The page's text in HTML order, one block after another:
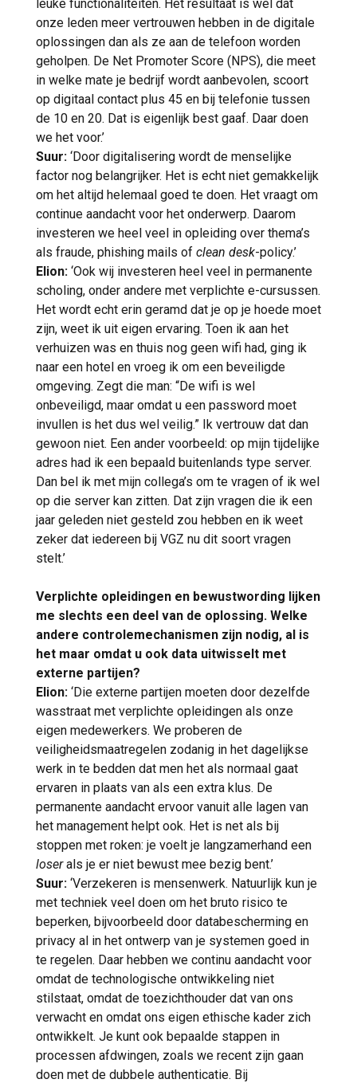
leuke functionaliteiten. Het resultaat is wel dat
onze leden meer vertrouwen hebben in de digitale
oplossingen dan als ze aan de telefoon worden
geholpen. De Net Promoter Score (NPS), die meet
in welke mate je bedrijf wordt aanbevolen, scoort
op digitaal contact plus 45 en bij telefonie tussen
de 10 en 20. Dat is eigenlijk best gaaf. Daar doen
we het voor.’
Suur: ‘Door digitalisering wordt de menselijke
factor nog belangrijker. Het is echt niet gemakkelijk
om het altijd helemaal goed te doen. Het vraagt om
continue aandacht voor het onderwerp. Daarom
investeren we heel veel in opleiding over thema’s
als fraude, phishing mails of clean desk-policy.’
Elion: ‘Ook wij investeren heel veel in permanente
scholing, onder andere met verplichte e-cursussen.
Het wordt echt erin geramd dat je op je hoede moet
zijn, weet ik uit eigen ervaring. Toen ik aan het
verhuizen was en thuis nog geen wifi had, ging ik
naar een hotel en vroeg ik om een beveiligde
omgeving. Zegt die man: “De wifi is wel
onbeveiligd, maar omdat u een password moet
invullen is het dus wel veilig.” Ik vertrouw dat dan
gewoon niet. Een ander voorbeeld: op mijn tijdelijke
adres had ik een bepaald buitenlands type server.
Dan bel ik met mijn collega’s om te vragen of ik wel
op die server kan zitten. Dat zijn vragen die ik een
jaar geleden niet gesteld zou hebben en ik weet
zeker dat iedereen bij VGZ nu dit soort vragen
stelt.’
Verplichte opleidingen en bewustwording lijken
me slechts een deel van de oplossing. Welke
andere controlemechanismen zijn nodig, al is
het maar omdat u ook data uitwisselt met
externe partijen?
Elion: ‘Die externe partijen moeten door dezelfde
wasstraat met verplichte opleidingen als onze
eigen medewerkers. We proberen de
veiligheidsmaatregelen zodanig in het dagelijkse
werk in te bedden dat men het als normaal gaat
ervaren in plaats van als een extra klus. De
permanente aandacht ervoor vanuit alle lagen van
het management helpt ook. Het is net als bij
stoppen met roken: je voelt je langzamerhand een
loserals je er niet bewust mee bezig bent.’
Suur: ‘Verzekeren is mensenwerk. Natuurlijk kun je
met techniek veel doen om het bruto risico te
beperken, bijvoorbeeld door databescherming en
privacy al in het ontwerp van je systemen goed in
te regelen. Daar hebben we continu aandacht voor
omdat de technologische ontwikkeling niet
stilstaat, omdat de toezichthouder dat van ons
verwacht en omdat ons eigen ethische kader zich
ontwikkelt. Je kunt ook bepaalde stappen in
processen afdwingen, zoals we recent zijn gaan
doen met de dubbele authenticatie. Bij